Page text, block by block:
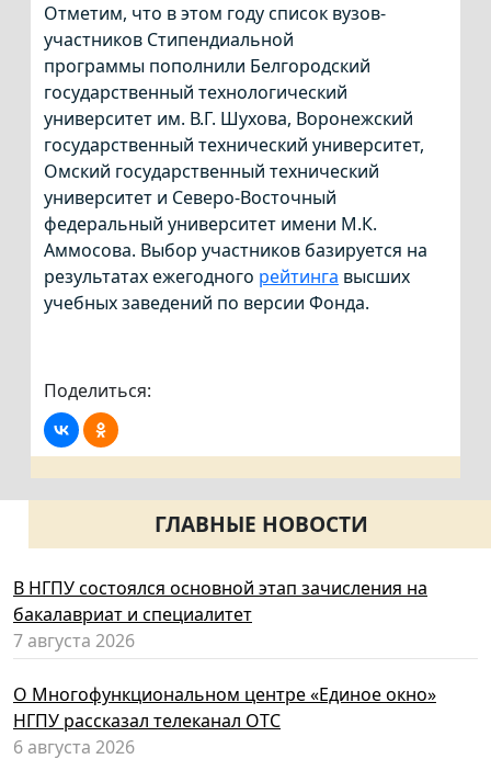
Отметим, что в этом году список вузов-
участников Стипендиальной
программы пополнили Белгородский
государственный технологический
университет им. В.Г. Шухова, Воронежский
государственный технический университет,
Омский государственный технический
университет и Северо-Восточный
федеральный университет имени М.К.
Аммосова. Выбор участников базируется на
результатах ежегодного рейтинга высших
учебных заведений по версии Фонда.
Поделиться:
ГЛАВНЫЕ НОВОСТИ
В НГПУ состоялся основной этап зачисления на
бакалавриат и специалитет
7 августа 2026
О Многофункциональном центре «Единое окно»
НГПУ рассказал телеканал ОТС
6 августа 2026